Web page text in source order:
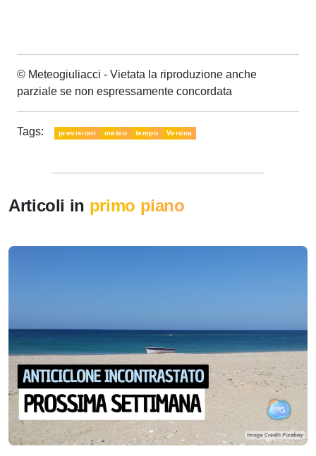
© Meteogiuliacci - Vietata la riproduzione anche
parziale se non espressamente concordata
Tags: previsioni meteo tempo Verona
Articoli in primo piano